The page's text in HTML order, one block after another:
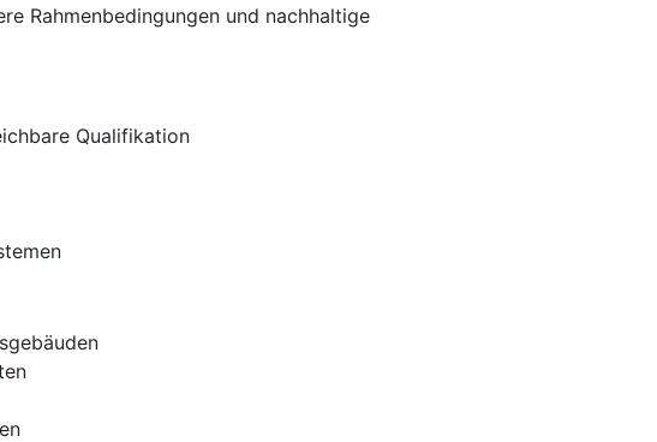
Rahmenbedingungen und nachhaltige
Qualifikation